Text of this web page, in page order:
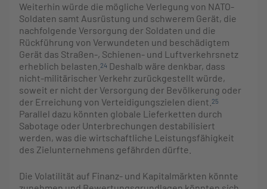
Weiterhin würde die mögliche Verlegung von NATO-
Soldaten samt Ausrüstung und schwerem Gerät, die
nachfolgende Versorgung der Soldaten und die
Rückführung von Verwundeten und beschädigtem
Gerät das Straßen-, Schienen- und Luftverkehrsnetz
erheblich belasten. 24 Deshalb wäre denkbar, dass
nicht-militärischer Verkehr zurückgestellt würde,
soweit er nicht der Versorgung der Bevölkerung oder
der Erreichung von Verteidigungszielen dient. 25
Parallel dazu könnten globale Lieferketten durch
Sabotage oder Unterbrechungen destabilisiert
werden, was die wirtschaftliche Leistungsfähigkeit
des Zielunternehmens gefährden dürfte.
Die Volatilität auf Finanz- und Kapitalmärkten könnte